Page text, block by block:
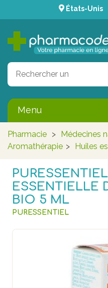
États-Unis
Menu
Pharmacie > Médecines
Aromathérapie > Huiles
ESSENTIELLE
BIO 5 ML
PURESSENTIEL